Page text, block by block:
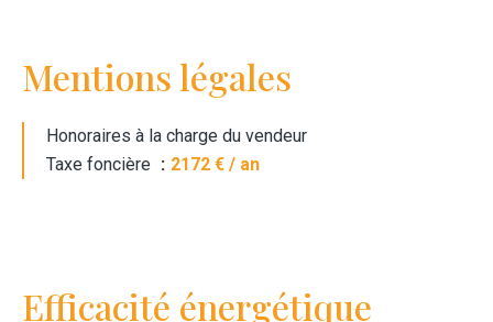
Mentions légales
Honoraires à la charge du vendeur
Taxe foncière
2172 € / an
Efficacité énergétique